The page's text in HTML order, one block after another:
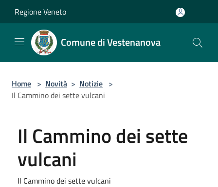
Regione Veneto
Comune di Vestenanova
Home > Novità > Notizie >
Il Cammino dei sette vulcani
Il Cammino dei sette
vulcani
Il Cammino dei sette vulcani